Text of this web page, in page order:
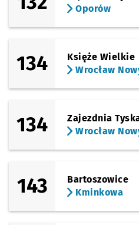
Oporów
134
Księże Wielkie
Wrocław
134
Zajezdnia
Wrocław
143
Bartoszowice
Kminkowa